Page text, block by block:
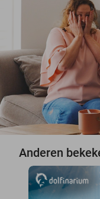
Anderen